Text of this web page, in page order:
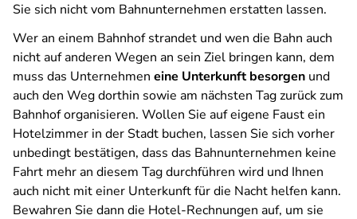
Sie sich nicht vom Bahnunternehmen erstatten lassen.
Wer an einem Bahnhof strandet und wen die Bahn auch
nicht auf anderen Wegen an sein Ziel bringen kann, dem
muss das Unternehmen eine Unterkunft besorgen und
auch den Weg dorthin sowie am nächsten Tag zurück zum
Bahnhof organisieren. Wollen Sie auf eigene Faust ein
Hotelzimmer in der Stadt buchen, lassen Sie sich vorher
unbedingt bestätigen, dass das Bahnunternehmen keine
Fahrt mehr an diesem Tag durchführen wird und Ihnen
auch nicht mit einer Unterkunft für die Nacht helfen kann.
Bewahren Sie dann die Hotel-Rechnungen auf, um sie